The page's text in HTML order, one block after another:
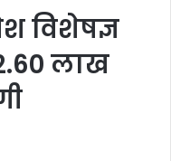
विशेषज्ञ
लाख